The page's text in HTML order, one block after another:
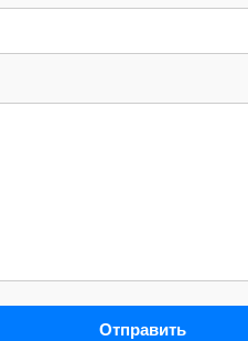
Отправить